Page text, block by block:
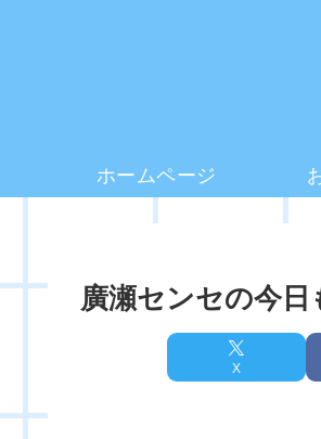
ホームページ
廣瀬センセの今
X